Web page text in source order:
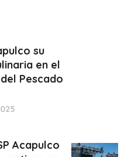
su
en el
Pescado
Acapulco